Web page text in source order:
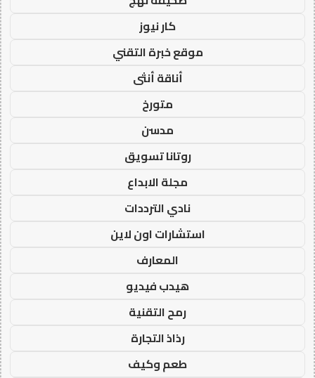
كار نيوز
موقع خبرة التقني
أناقة أنثى
متورخ
مدسن
روتانا تسويق
مجلة الابداع
نادي الترددات
استشارات اون لاين
المعارف
هيدب فيديو
رمح التقنية
رذاذ التجارة
طعم وكيف